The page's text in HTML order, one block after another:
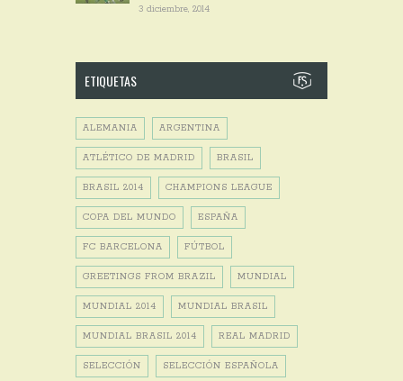
3 diciembre, 2014
ETIQUETAS
ALEMANIA ARGENTINA
ATLÉTICO DE MADRID BRASIL
BRASIL 2014 CHAMPIONS LEAGUE
COPA DEL MUNDO ESPAÑA
FC BARCELONA FÚTBOL
GREETINGS FROM BRAZIL MUNDIAL
MUNDIAL 2014 MUNDIAL BRASIL
MUNDIAL BRASIL 2014 REAL MADRID
SELECCIÓN SELECCIÓN ESPAÑOLA